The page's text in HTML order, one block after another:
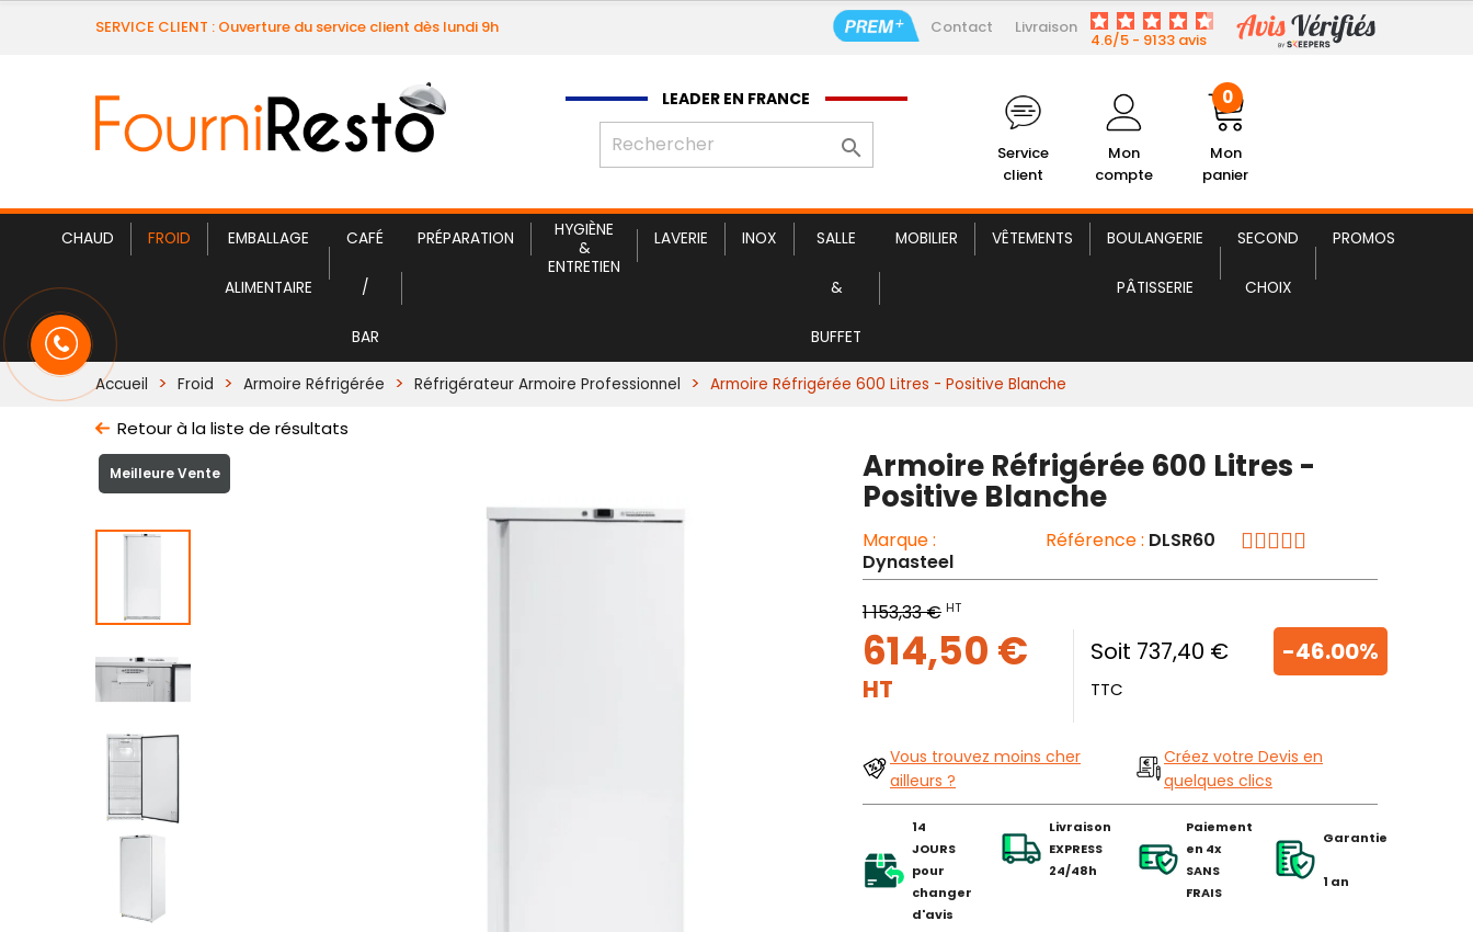
SERVICE CLIENT : Ouverture du service client dès lundi 9h Contact Livraison
4.6/5 - 9133 avis
LEADER EN FRANCE

Service
client
Mon
compte
Mon
panier
0
CHAUD FROID EMBALLAGE
ALIMENTAIRE
CAFÉ
/
BAR
PRÉPARATION
HYGIÈNE
&
ENTRETIEN
LAVERIE INOX SALLE
&
BUFFET
MOBILIER VÊTEMENTS BOULANGERIE
PÂTISSERIE
SECOND
CHOIX
PROMOS
Armoire Réfrigérée 600 Litres 614,50 € HT
Accueil Froid Armoire Réfrigérée Réfrigérateur Armoire Professionnel Armoire Réfrigérée 600 Litres - Positive Blanche
Retour à la liste de résultats
Meilleure Vente Armoire Réfrigérée 600 Litres -
Positive Blanche
Marque :
Dynasteel
Référence : DLSR60
1 153,33 € HT
614,50 €
HT
Soit 737,40 €
TTC
-46.00%
Vous trouvez moins cher
ailleurs ?
Créez votre Devis en
quelques clics
14
JOURS
pour
changer
d'avis
Livraison
EXPRESS
24/48h
Paiement
en 4x
SANS
FRAIS
Garantie
1 an